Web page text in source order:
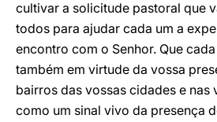
cultivar a solicitude pastoral que
todos para ajudar cada um a
encontro com o Senhor. Que
também em virtude da vossa
bairros das vossas cidades e nas
como um sinal vivo da presença